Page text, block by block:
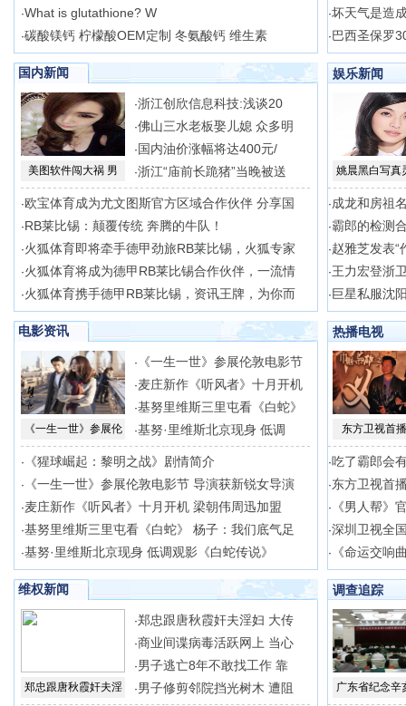
·What is glutathione? W
·碳酸镁钙 柠檬酸OEM定制 冬氨酸钙 维生素
·坏天气是造
·巴西圣保罗
国内新闻
美图软件闯大祸 男
·浙江创欣信息科技:浅谈20
·佛山三水老板娶儿媳 众多明
· 国内油价涨幅将达400元/
·浙江“庙前长跪猪”当晚被送
·欧宝体育成为尤文图斯官方区域合作伙伴 分享国
·RB莱比锡：颠覆传统 奔腾的牛队！
·火狐体育即将牵手德甲劲旅RB莱比锡，火狐专家
·火狐体育将成为德甲RB莱比锡合作伙伴，一流情
·火狐体育携手德甲RB莱比锡，资讯王牌，为你而
娱乐新闻
姚晨黑白写真
·成龙和房祖
·霸郎的检测
·赵雅芝发表“
·王力宏登浙
·巨星私服沈
电影资讯
《一生一世》参展伦
· 《一生一世》参展伦敦电影节
·麦庄新作《听风者》十月开机
·基努里维斯三里屯看《白蛇》
·基努·里维斯北京现身 低调
· 《猩球崛起：黎明之战》剧情简介
· 《一生一世》参展伦敦电影节 导演获新锐女导演
·麦庄新作《听风者》十月开机 梁朝伟周迅加盟
·基努里维斯三里屯看《白蛇》 杨子：我们底气足
·基努·里维斯北京现身 低调观影《白蛇传说》
热播电视
东方卫视首
·吃了霸郎会
·东方卫视首
· 《男人帮》
·深圳卫视全
· 《命运交响
维权新闻
郑忠跟唐秋霞奸夫淫
·郑忠跟唐秋霞奸夫淫妇 大传
·商业间谍病毒活跃网上 当心
·男子逃亡8年不敢找工作 靠
·男子修剪邻院挡光树木 遭阻
调查追踪
广东省纪念辛